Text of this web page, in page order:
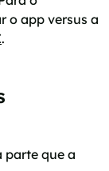
o app versus a
.
parte que a